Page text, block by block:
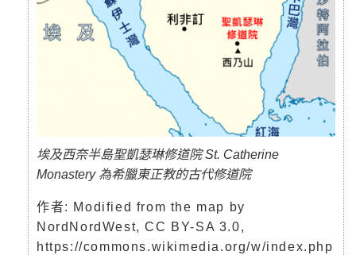
埃及西奈半島聖凱瑟琳修道院 St. Catherine
Monastery 為希臘東正教的古代修道院
作者: Modified from the map by
NordNordWest, CC BY-SA 3.0,
https://commons.wikimedia.org/w/index.php